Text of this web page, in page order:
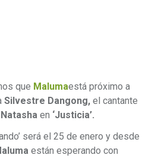
que Malumaestá próximo a
Silvestre Dangong, el cantante
en ‘Justicia’.
será el 25 de enero y desde
están esperando con